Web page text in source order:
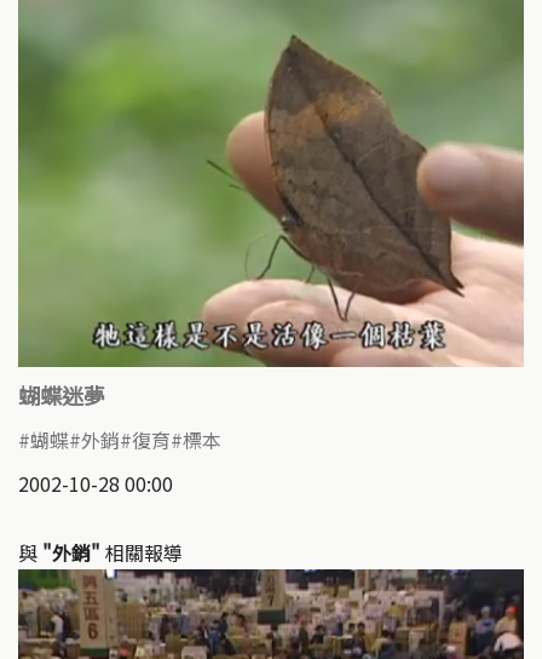
蝴蝶迷夢
蝴蝶 外銷 復育 標本
2002-10-28 00:00
與 "外銷" 相關報導